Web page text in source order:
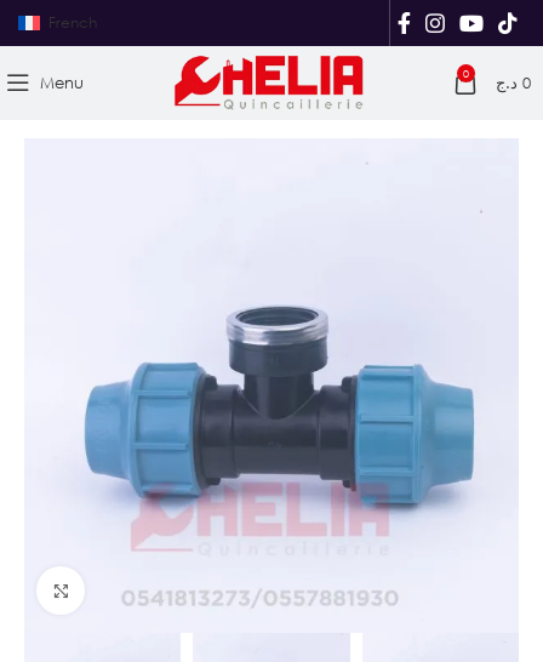
French
Menu 0 0 د.ج
Agrandir